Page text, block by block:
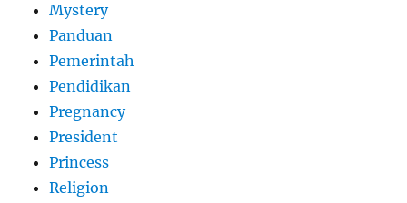
Mystery
Panduan
Pemerintah
Pendidikan
Pregnancy
President
Princess
Religion